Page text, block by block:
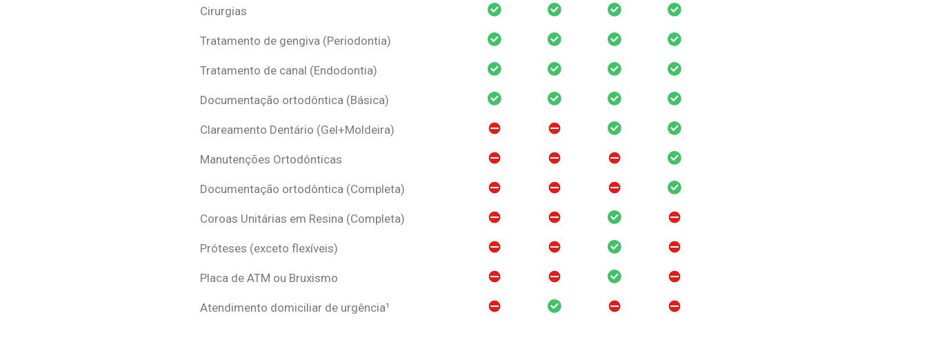
Cirurgias
Tratamento de gengiva (Periodontia)
Tratamento de canal (Endodontia)
Documentação ortodôntica (Básica)
Clareamento Dentário (Gel+Moldeira)
Manutenções Ortodônticas
Documentação ortodôntica (Completa)
Coroas Unitárias em Resina (Completa)
Próteses (exceto flexíveis)
Placa de ATM ou Bruxismo
Atendimento domiciliar de urgência¹